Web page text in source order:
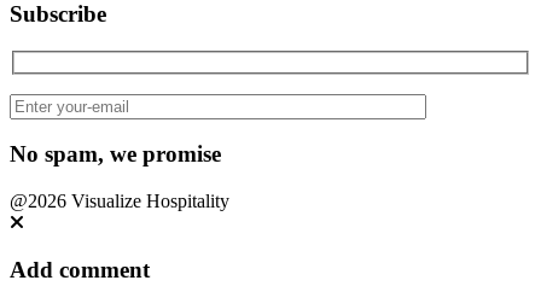
Subscribe
No spam, we promise
@2026 Visualize Hospitality
Add comment